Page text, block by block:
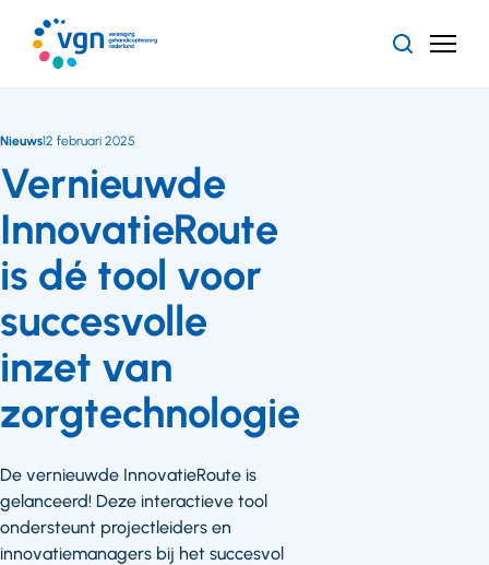
naar
hoofdinhoud
ZoekenMenu
Vernieuwde
InnovatieRoute
is dé tool voor
succesvolle
inzet van
zorgtechnologie
Nieuws12 februari 2025
De vernieuwde InnovatieRoute is
gelanceerd! Deze interactieve tool
ondersteunt projectleiders en
innovatiemanagers bij het succesvol